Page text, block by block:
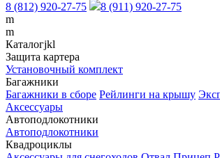
8 (812) 920-27-75
8 (911) 920-27-75
m
m
Каталогjkl
Защита картера
Установочный комплект
Багажники
Багажники в сборе Рейлинги на крышу
Аксессуары
Автоподлокотники
Автоподлокотники
Квадроциклы